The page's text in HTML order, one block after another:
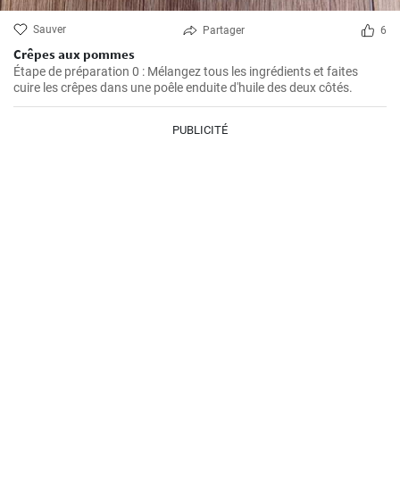
Sauver Partager 6
Crêpes aux pommes
Étape de préparation 0 : Mélangez tous les ingrédients et faites
cuire les crêpes dans une poêle enduite d'huile des deux côtés.
PUBLICITÉ